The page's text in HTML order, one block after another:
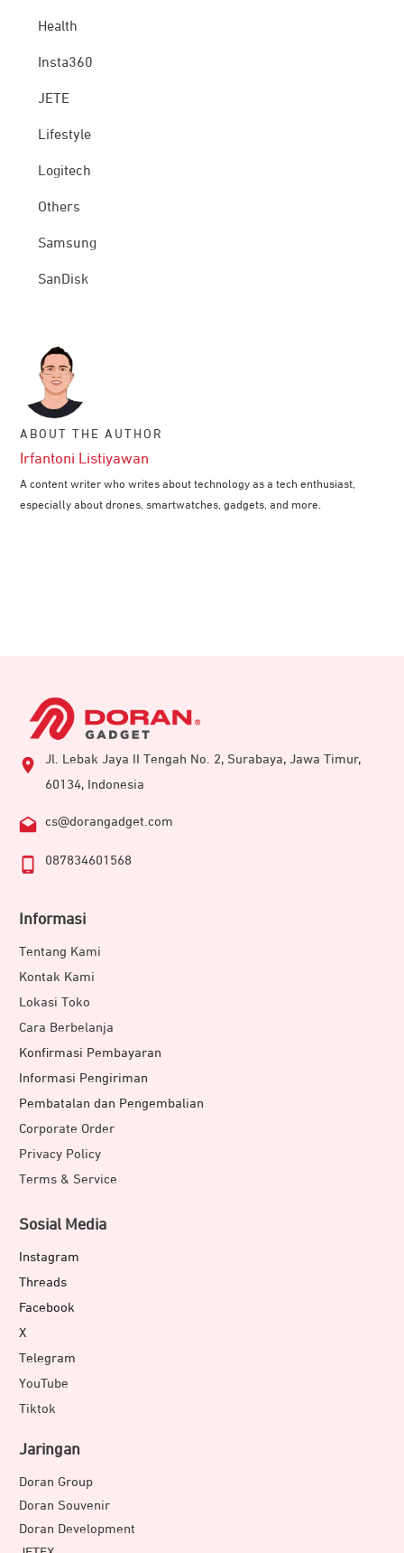
Health
Insta360
JETE
Lifestyle
Logitech
Others
Samsung
SanDisk
ABOUT THE AUTHOR
Irfantoni Listiyawan
A content writer who writes about technology as a tech enthusiast,
especially about drones, smartwatches, gadgets, and more.
Jl. Lebak Jaya II Tengah No. 2, Surabaya, Jawa Timur,
60134, Indonesia
cs@dorangadget.com
087834601568
Informasi
Tentang Kami
Kontak Kami
Lokasi Toko
Cara Berbelanja
Konfirmasi Pembayaran
Informasi Pengiriman
Pembatalan dan Pengembalian
Corporate Order
Privacy Policy
Terms & Service
Sosial Media
Instagram
Threads
Facebook
X
Telegram
YouTube
Tiktok
Jaringan
Doran Group
Doran Souvenir
Doran Development